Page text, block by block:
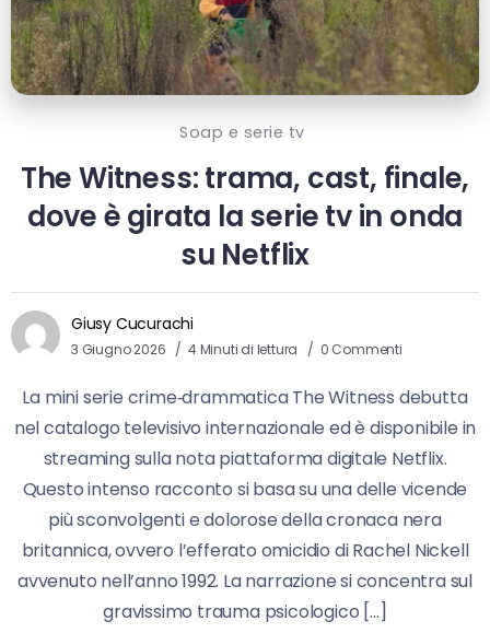
Soap e serie tv
The Witness: trama, cast, finale,
dove è girata la serie tv in onda
su Netflix
Giusy Cucurachi
3 Giugno 2026 4 Minuti di lettura 0 Commenti
La mini serie crime‑drammatica The Witness debutta
nel catalogo televisivo internazionale ed è disponibile in
streaming sulla nota piattaforma digitale Netflix.
Questo intenso racconto si basa su una delle vicende
più sconvolgenti e dolorose della cronaca nera
britannica, ovvero l’efferato omicidio di Rachel Nickell
avvenuto nell’anno 1992. La narrazione si concentra sul
gravissimo trauma psicologico […]